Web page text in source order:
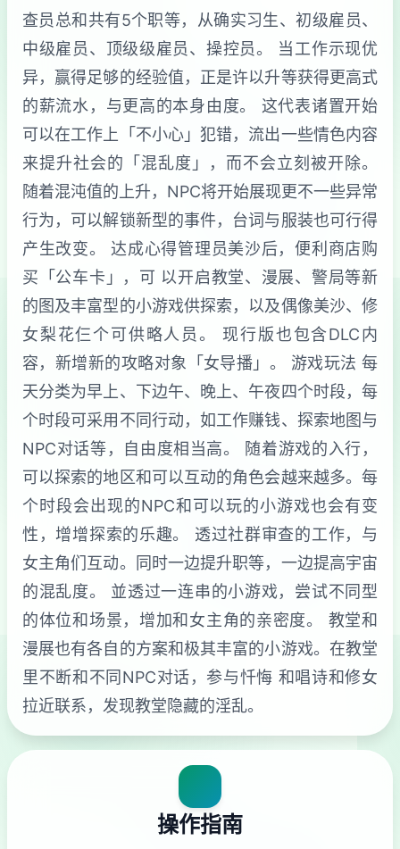
查员总和共有5个职等，从确实习生、初级雇员、
中级雇员、顶级级雇员、操控员。 当工作示现优
异，赢得足够的经验值，正是许以升等获得更高式
的薪流水，与更高的本身由度。 这代表诸置开始
可以在工作上「不小心」犯错，流出一些情色内容
来提升社会的「混乱度」，而不会立刻被开除。
随着混沌值的上升，NPC将开始展现更不一些异常
行为，可以解锁新型的事件，台词与服装也可行得
产生改变。 达成心得管理员美沙后，便利商店购
买「公车卡」，可 以开启教堂、漫展、警局等新
的图及丰富型的小游戏供探索，以及偶像美沙、修
女梨花仨个可供略人员。 现行版也包含DLC内
容，新增新的攻略对象「女导播」。 游戏玩法 每
天分类为早上、下边午、晚上、午夜四个时段，每
个时段可采用不同行动，如工作赚钱、探索地图与
NPC对话等，自由度相当高。 随着游戏的入行，
可以探索的地区和可以互动的角色会越来越多。每
个时段会出现的NPC和可以玩的小游戏也会有变
性，增增探索的乐趣。 透过社群审查的工作，与
女主角们互动。同时一边提升职等，一边提高宇宙
的混乱度。 並透过一连串的小游戏，尝试不同型
的体位和场景，增加和女主角的亲密度。 教堂和
漫展也有各自的方案和极其丰富的小游戏。在教堂
里不断和不同NPC对话，参与忏悔 和唱诗和修女
拉近联系，发现教堂隐藏的淫乱。
操作指南